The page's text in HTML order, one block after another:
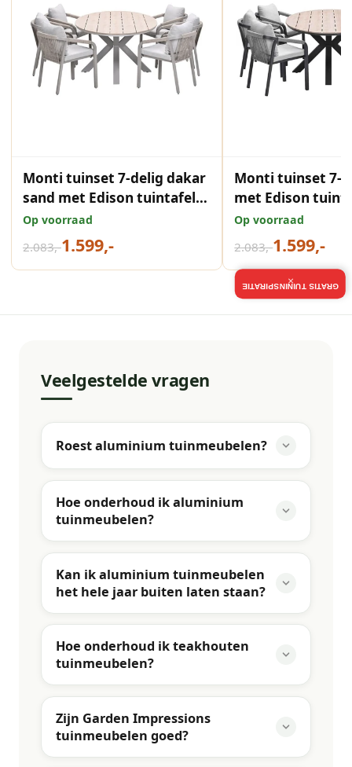
Monti tuinset 7-delig dakar
sand met Edison tuintafel
ovaal 220x115 cm light teak
vironwood
Op voorraad
2.083,-1.599,-
Monti tuinset 7-
met Edison
220x115 cm
vironwood
Op voorraad
2.083,-1.599,-
Veelgestelde vragen
Roest aluminium tuinmeubelen?
Hoe onderhoud ik aluminium
tuinmeubelen?
Kan ik aluminium tuinmeubelen
het hele jaar buiten laten staan?
Hoe onderhoud ik teakhouten
tuinmeubelen?
Zijn Garden Impressions
tuinmeubelen goed?
GRATIS TUININSPIRATIE
×